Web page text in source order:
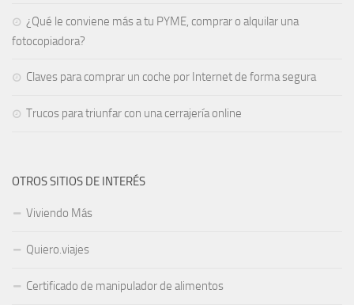
¿Qué le conviene más a tu PYME, comprar o alquilar una
fotocopiadora?
Claves para comprar un coche por Internet de forma segura
Trucos para triunfar con una cerrajería online
OTROS SITIOS DE INTERÉS
Viviendo Más
Quiero.viajes
Certificado de manipulador de alimentos